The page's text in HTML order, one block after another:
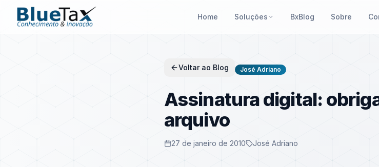
Home Soluções BxBlog Sobre
Voltar ao Blog José Adriano
Assinatura digital:
arquivo
27 de janeiro de 2010 José Adriano